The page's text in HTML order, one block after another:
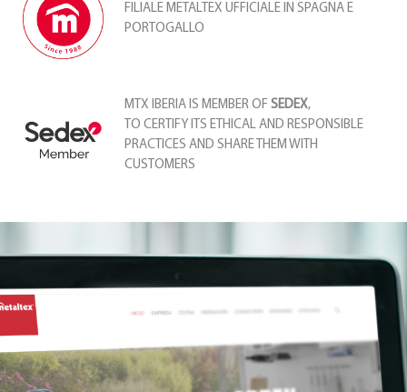
FILIALE METALTEX UFFICIALE IN SPAGNA E
PORTOGALLO
MTX IBERIA IS MEMBER OF SEDEX,
TO CERTIFY ITS ETHICAL AND RESPONSIBLE
PRACTICES AND SHARE THEM WITH
CUSTOMERS